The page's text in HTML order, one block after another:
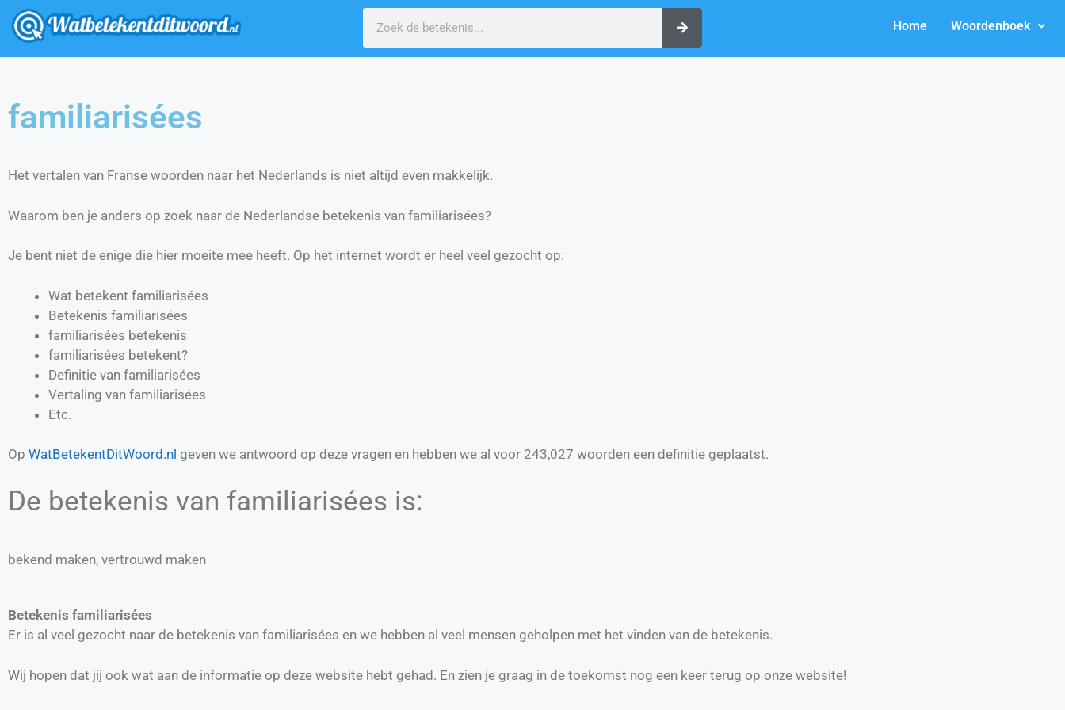
Home Woordenboek
familiarisées
Het vertalen van Franse woorden naar het Nederlands is niet altijd even makkelijk.
Waarom ben je anders op zoek naar de Nederlandse betekenis van familiarisées?
Je bent niet de enige die hier moeite mee heeft. Op het internet wordt er heel veel gezocht op:
Wat betekent familiarisées
Betekenis familiarisées
familiarisées betekenis
familiarisées betekent?
Definitie van familiarisées
Vertaling van familiarisées
Etc.
Op WatBetekentDitWoord.nl geven we antwoord op deze vragen en hebben we al voor 243,027 woorden een definitie geplaatst.
De betekenis van familiarisées is:
bekend maken, vertrouwd maken
Betekenis familiarisées
Er is al veel gezocht naar de betekenis van familiarisées en we hebben al veel mensen geholpen met het vinden van de betekenis.
Wij hopen dat jij ook wat aan de informatie op deze website hebt gehad. En zien je graag in de toekomst nog een keer terug op onze website!